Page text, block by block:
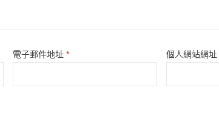
電子郵件地址 * 個人網站網址